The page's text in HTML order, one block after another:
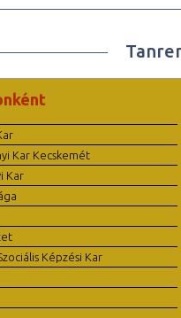
Kar Kecskemét
Kar
Képzési Kar